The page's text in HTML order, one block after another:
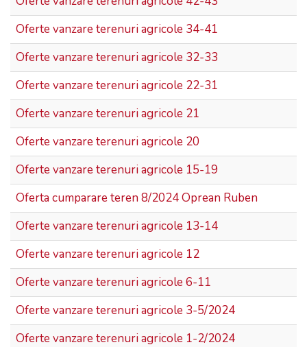
Oferte vanzare terenuri agricole 34-41
Oferte vanzare terenuri agricole 32-33
Oferte vanzare terenuri agricole 22-31
Oferte vanzare terenuri agricole 21
Oferte vanzare terenuri agricole 20
Oferte vanzare terenuri agricole 15-19
Oferta cumparare teren 8/2024 Oprean Ruben
Oferte vanzare terenuri agricole 13-14
Oferte vanzare terenuri agricole 12
Oferte vanzare terenuri agricole 6-11
Oferte vanzare terenuri agricole 3-5/2024
Oferte vanzare terenuri agricole 1-2/2024